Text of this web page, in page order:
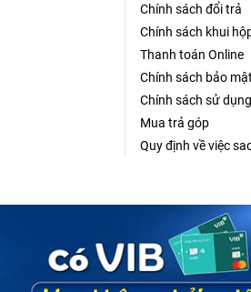
Chính sách đổi trả
Chính sách khui
Thanh toán Online
Chính sách bảo mật
Chính sách sử dụng
Mua trả góp
Quy định về việc